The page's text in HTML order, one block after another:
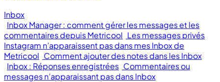
Inbox
Inbox Manager : comment gérer les messages et les
commentaires depuis Metricool Les messages privés
Instagram n’apparaissent pas dans mes Inbox de
Metricool Comment ajouter des notes dans les Inbox
Inbox : Réponses enregistrées Commentaires ou
messages n’apparaissant pas dans Inbox